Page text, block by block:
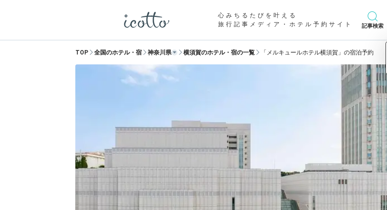
心みちるたびを叶える
旅行記事メディア・ホテル予約サイト
記事検索
TOP 全国のホテル・宿 神奈川県 横須賀のホテル・宿の一覧 「メルキュールホテル横須賀」の宿泊予約